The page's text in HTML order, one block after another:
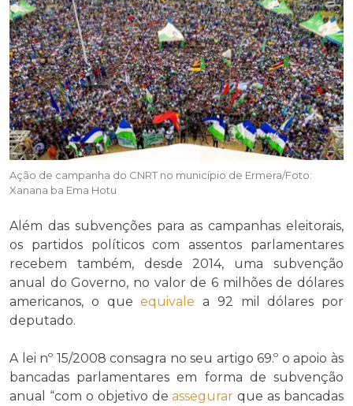
Ação de campanha do CNRT no município de Ermera/Foto:
Xanana ba Ema Hotu
Além das subvenções para as campanhas eleitorais,
os partidos políticos com assentos parlamentares
recebem também, desde 2014, uma subvenção
anual do Governo, no valor de 6 milhões de dólares
americanos, o queequivale a 92 mil dólares por
deputado.
A lei nº 15/2008 consagra no seu artigo 69.º o apoio às
bancadas parlamentares em forma de subvenção
anual “com o objetivo deassegurar que as bancadas